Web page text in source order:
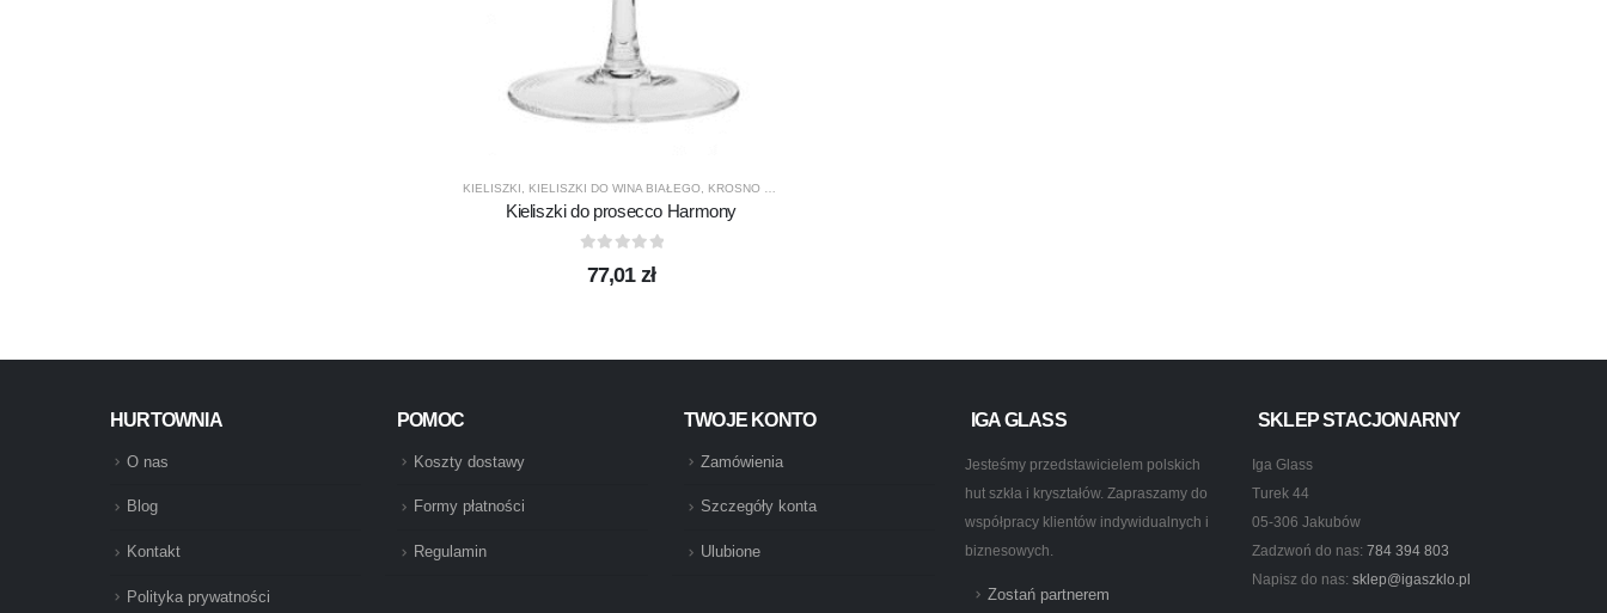
KIELISZKI , KIELISZKI DO WINA BIAŁEGO, KROSNO GLASS
Kieliszki do prosecco Harmony
77,01 zł
HURTOWNIA
O nas
Blog
Kontakt
Polityka prywatności
POMOC
Koszty dostawy
Formy płatności
Regulamin
TWOJE KONTO
Zamówienia
Szczegóły konta
Ulubione
IGA GLASS
Jesteśmy przedstawicielem polskich
hut szkła i kryształów. Zapraszamy do
współpracy klientów indywidualnych i
biznesowych.
Zostań partnerem
SKLEP STACJONARNY
Iga Glass
Turek 44
05-306 Jakubów
Zadzwoń do nas: 784 394 803
Napisz do nas: sklep@igaszklo.pl